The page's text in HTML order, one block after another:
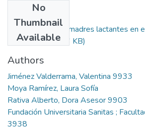
No
Thumbnail
Available
Experiencia de madres lactantes en
amigas.pdf(648.6 KB)
Authors
Jiménez Valderrama, Valentina 9933
Moya Ramírez, Laura Sofía
Rativa Alberto, Dora Asesor 9903
Fundación Universitaria Sanitas ;
3938